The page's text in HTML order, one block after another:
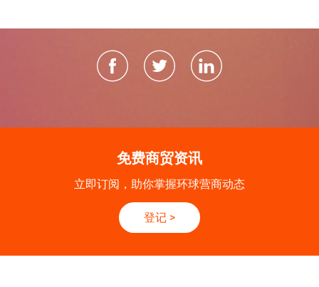
免费商贸资讯
立即订阅，助你掌握环球营商动态
登记 >